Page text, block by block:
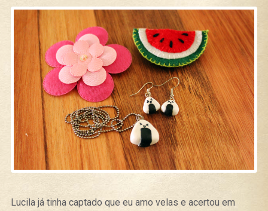
Lucila já tinha captado que eu amo velas e acertou em